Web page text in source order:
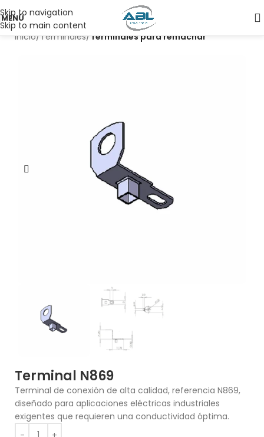
Skip to navigation
Skip to main content
MENÚ
Inicio Terminales Terminales para remachar
Terminal N869
Terminal de conexión de alta calidad, referencia N869,
diseñado para aplicaciones eléctricas industriales
exigentes que requieren una conductividad óptima.